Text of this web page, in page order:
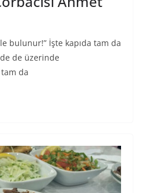
bulunur!” İşte kapıda tam da
de üzerinde
da